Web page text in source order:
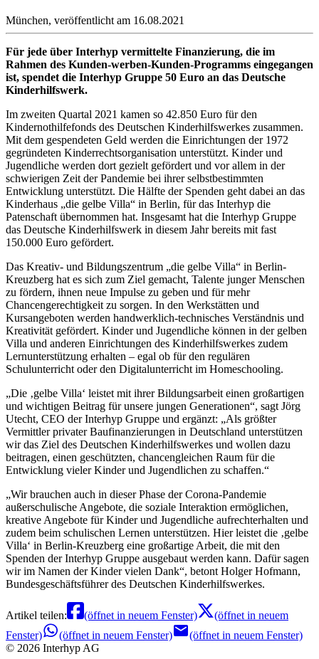
München, veröffentlicht am 16.08.2021
Für jede über Interhyp vermittelte Finanzierung, die im
Rahmen des Kunden-werben-Kunden-Programms eingegangen
ist, spendet die Interhyp Gruppe 50 Euro an das Deutsche
Kinderhilfswerk.
Im zweiten Quartal 2021 kamen so 42.850 Euro für den
Kindernothilfefonds des Deutschen Kinderhilfswerkes zusammen.
Mit dem gespendeten Geld werden die Einrichtungen der 1972
gegründeten Kinderrechtsorganisation unterstützt. Kinder und
Jugendliche werden dort gezielt gefördert und vor allem in der
schwierigen Zeit der Pandemie bei ihrer selbstbestimmten
Entwicklung unterstützt. Die Hälfte der Spenden geht dabei an das
Kinderhaus „die gelbe Villa“ in Berlin, für das Interhyp die
Patenschaft übernommen hat. Insgesamt hat die Interhyp Gruppe
das Deutsche Kinderhilfswerk in diesem Jahr bereits mit fast
150.000 Euro gefördert.
Das Kreativ- und Bildungszentrum „die gelbe Villa“ in Berlin-
Kreuzberg hat es sich zum Ziel gemacht, Talente junger Menschen
zu fördern, ihnen neue Impulse zu geben und für mehr
Chancengerechtigkeit zu sorgen. In den Werkstätten und
Kursangeboten werden handwerklich-technisches Verständnis und
Kreativität gefördert. Kinder und Jugendliche können in der gelben
Villa und anderen Einrichtungen des Kinderhilfswerkes zudem
Lernunterstützung erhalten – egal ob für den regulären
Schulunterricht oder den Digitalunterricht im Homeschooling.
Die ‚gelbe Villa‘ leistet mit ihrer Bildungsarbeit einen großartigen
und wichtigen Beitrag für unsere jungen Generationen , sagt Jörg
Utecht, CEO der Interhyp Gruppe und ergänzt:
Als größter
Vermittler privater Baufinanzierungen in Deutschland unterstützen
wir das Ziel des Deutschen Kinderhilfswerkes und wollen dazu
beitragen, einen geschützten, chancengleichen Raum für die
Entwicklung vieler Kinder und Jugendlichen zu schaffen.
Wir brauchen auch in dieser Phase der Corona-Pandemie
außerschulische Angebote, die soziale Interaktion ermöglichen,
kreative Angebote für Kinder und Jugendliche aufrechterhalten und
zudem beim schulischen Lernen unterstützen. Hier leistet die ‚gelbe
Villa‘ in Berlin-Kreuzberg eine großartige Arbeit, die mit den
Spenden der Interhyp Gruppe ausgebaut werden kann. Dafür sagen
wir im Namen der Kinder vielen Dank , betont Holger Hofmann,
Bundesgeschäftsführer des Deutschen Kinderhilfswerkes.
Artikel teilen: (öffnet in neuem Fenster)
(öffnet in neuem
Fenster)
(öffnet in neuem Fenster)
(öffnet in neuem Fenster)
© 2026 Interhyp AG